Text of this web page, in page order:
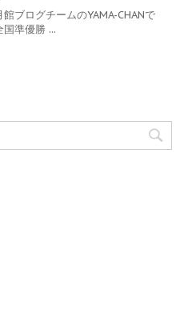
ブログチームのYAMA-CHANで
準優勝 ...